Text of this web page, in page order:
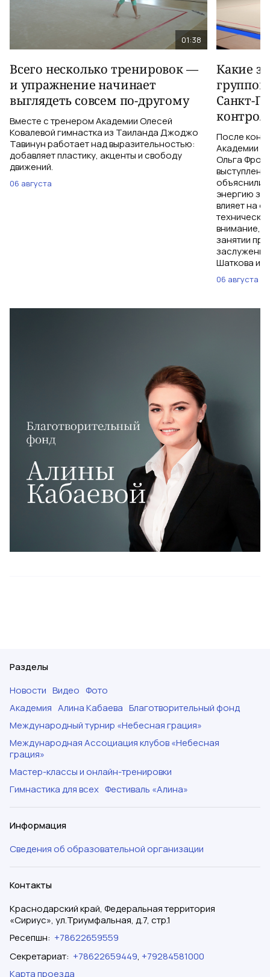
01:38
Всего несколько тренировок —
и упражнение начинает
выглядеть совсем по-другому
Вместе с тренером Академии Олесей
Ковалевой гимнастка из Таиланда Джоджо
Тавинун работает над выразительностью:
добавляет пластику, акценты и свободу
движений.
06 августа
Какие
Санкт-
После
Академии
Ольга
объяснили,
энергию
влияет на
внимание,
занятии
Шаткова и
06 августа
Разделы
Новости Видео Фото
Академия Алина Кабаева Благотворительный фонд
Международный турнир «Небесная грация»
Международная Ассоциация клубов «Небесная
грация»
Мастер-классы и онлайн-тренировки
Гимнастика для всех Фестиваль «Алина»
Информация
Сведения об образовательной организации
Контакты
Краснодарский край, Федеральная территория
«Сириус», ул.Триумфальная, д.7, стр.1
Ресепшн: +78622659559
Секретариат: +78622659449, +79284581000
Карта проезда